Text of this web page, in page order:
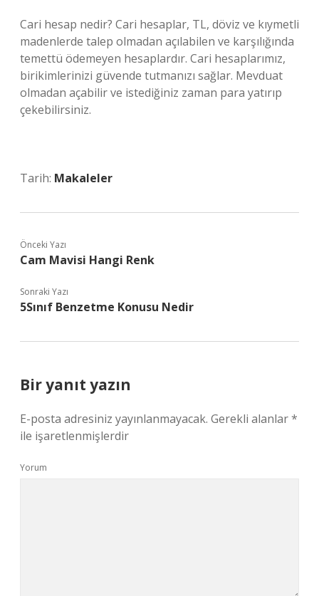
Cari hesap nedir? Cari hesaplar, TL, döviz ve kıymetli
madenlerde talep olmadan açılabilen ve karşılığında
temettü ödemeyen hesaplardır. Cari hesaplarımız,
birikimlerinizi güvende tutmanızı sağlar. Mevduat
olmadan açabilir ve istediğiniz zaman para yatırıp
çekebilirsiniz.
Tarih: Makaleler
Önceki Yazı
Cam Mavisi Hangi Renk
Sonraki Yazı
5Sınıf Benzetme Konusu Nedir
Bir yanıt yazın
E-posta adresiniz yayınlanmayacak. Gerekli alanlar*
ile işaretlenmişlerdir
Yorum